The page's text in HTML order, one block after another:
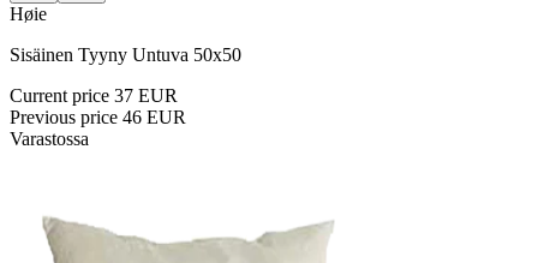
Høie
Sisäinen Tyyny Untuva 50x50
Current price 37 EUR
Previous price 46 EUR
Varastossa